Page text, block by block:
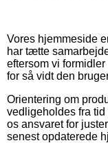
Vores hjemmeside
har tætte
eftersom vi
for så vidt den
Orientering om
vedligeholdes fra
os ansvaret for
senest opdaterede